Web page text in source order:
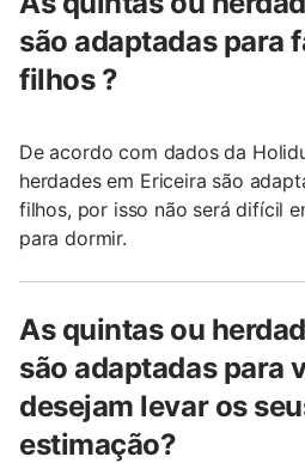
são adaptadas para
filhos ?
De acordo com dados da
herdades em Ericeira são
filhos, por isso não será difícil
para dormir.
As quintas ou
são adaptadas para
desejam levar os
estimação?